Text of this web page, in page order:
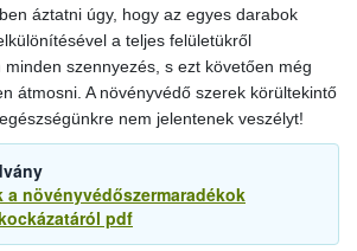
áztatni úgy, hogy az egyes darabok
a teljes felületükről
szennyezés, s ezt követően még
átmosni. A növényvédő szerek körültekintő
nem jelentenek veszélyt!
a növényvédőszermaradékok
pdf